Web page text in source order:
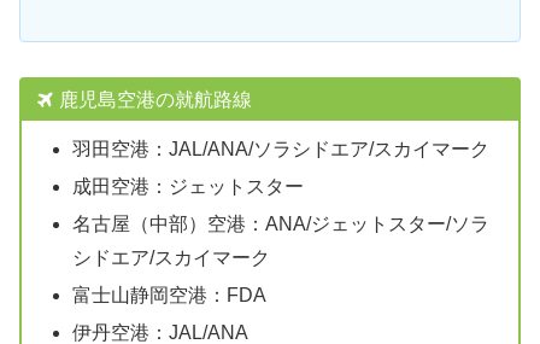
鹿児島空港の就航路線
羽田空港：JAL/ANA/ソラシドエア/スカイマーク
成田空港：ジェットスター
名古屋（中部）空港：ANA/ジェットスター/ソラ
シドエア/スカイマーク
富士山静岡空港：FDA
伊丹空港：JAL/ANA